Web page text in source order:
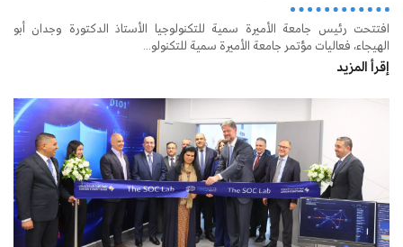
افتتحت رئيس جامعة الأميرة سمية للتكنولوجيا الأستاذ الدكتورة وجدان أبو
الهيجاء، فعاليات مؤتمر جامعة الأميرة سمية للتكنولو...
إقرأ المزيد